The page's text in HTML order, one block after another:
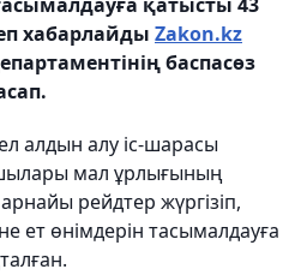
хабарлайды Zakon.kz
баспасөз
алдын алу іс-шарасы
мал ұрлығының
рейдтер жүргізіп,
ет өнімдерін тасымалдауға